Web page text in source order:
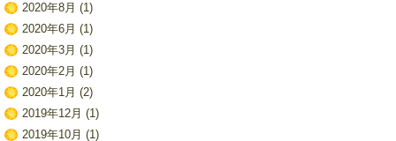
2020年8月 (1)
2020年6月 (1)
2020年3月 (1)
2020年2月 (1)
2020年1月 (2)
2019年12月 (1)
2019年10月 (1)